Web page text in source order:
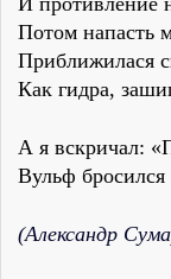
Потом напасть
Приближилася
Как гидра,
А я вскричал:
Вульф бросился
(Александр